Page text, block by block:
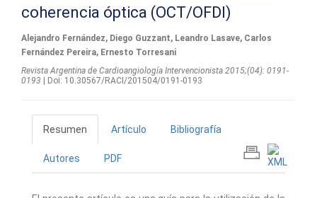
coherencia óptica (OCT/OFDI)
Alejandro Fernández, Diego Guzzant, Leandro Lasave, Carlos
Fernández Pereira, Ernesto Torresani
Revista Argentina de Cardioangiologí­a Intervencionista 2015;(04): 0191-
0193 | Doi: 10.30567/RACI/201504/0191-0193
Resumen Artículo Bibliografía
Autores PDF